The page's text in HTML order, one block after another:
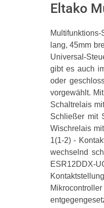
Eltako
lang, 45mm
Universal-
gibt es auch
oder
vorgewählt.
Schaltrelais
Schließer mit
Wischrelais
1(1-2) -
wechselnd
ESR12DDX-